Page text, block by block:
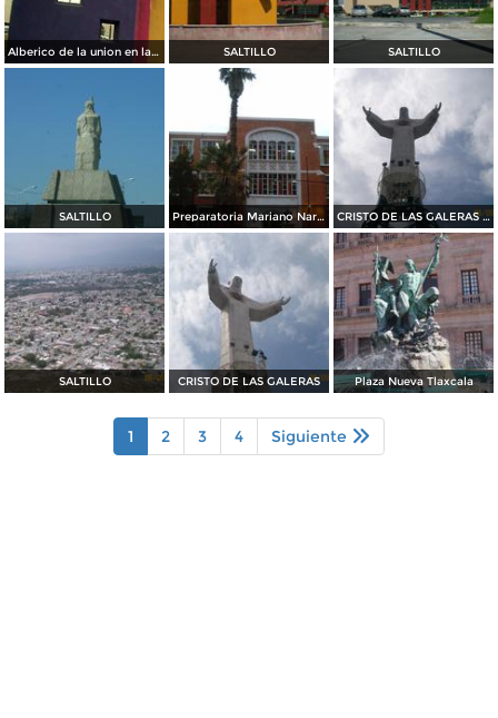
Alberico de la union en la Gran Plaza SALTILLO SALTILLO
SALTILLO Preparatoria Mariano Narvaez CRISTO DE LAS GALERAS 01
SALTILLO CRISTO DE LAS GALERAS Plaza Nueva Tlaxcala
1 2 3 4 Siguiente